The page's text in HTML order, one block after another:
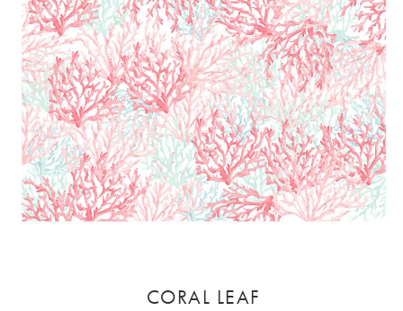
CORAL LEAF